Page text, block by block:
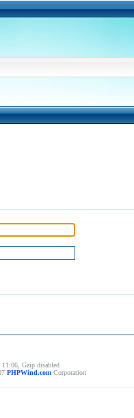
Gzip disabled
PHPWind.com Corporation